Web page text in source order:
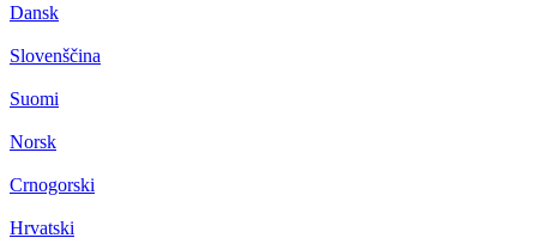
Dansk
Slovenščina
Suomi
Norsk
Crnogorski
Hrvatski